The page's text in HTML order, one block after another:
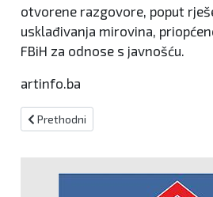
otvorene razgovore, poput
usklađivanja mirovina,
FBiH za odnose s javnošću.
artinfo.ba
Prethodni članak: Veleposlanika
Prethodni